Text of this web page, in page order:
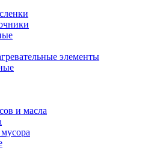
элементы
и масла